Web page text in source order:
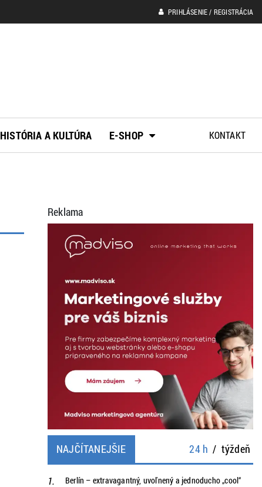
PRIHLÁSENIE / REGISTRÁCIA
HISTÓRIA A KULTÚRA E-SHOP KONTAKT
Reklama
NAJČÍTANEJŠIE 24 h / týždeň
Berlín – extravagantný, uvoľnený a jednoducho „cool“